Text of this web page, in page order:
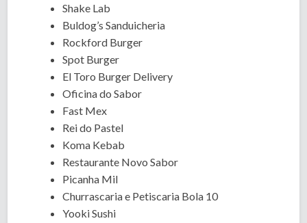
Shake Lab
Buldog’s Sanduicheria
Rockford Burger
Spot Burger
El Toro Burger Delivery
Oficina do Sabor
Fast Mex
Rei do Pastel
Koma Kebab
Restaurante Novo Sabor
Picanha Mil
Churrascaria e Petiscaria Bola 10
Yooki Sushi